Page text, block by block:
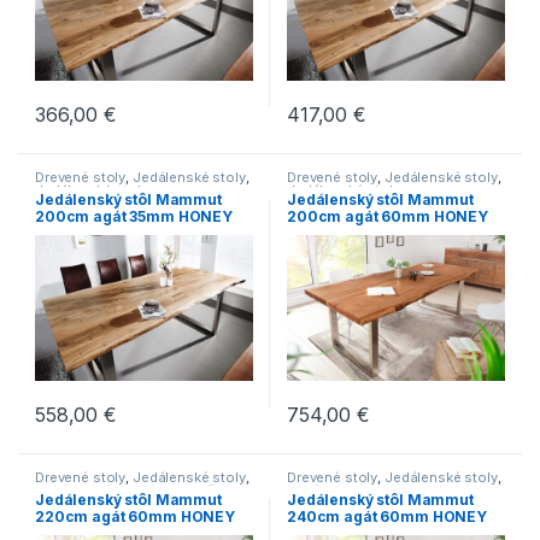
366,00€ 417,00€
Drevené stoly, Jedálenské stoly,
Jedálenské stoly v
industriálnom štýle,Jedálenské
stoly v modernom štýle ,
Jedálenské stoly vo vidieckom
,Jedálenské stoly zo
svetlého dreva,Novinky
Jedálenský stôl Mammut
200cm agát 35mm HONEY
*doska*
558,00€
Drevené stoly, Jedálenské stoly,
Jedálenské stoly v
industriálnom štýle,Jedálenské
stoly v modernom štýle,
Jedálenské stoly vo vidieckom
štýle ,Jedálenské stoly zo
svetlého dreva ,Novinky , Stoly
Jedálenský stôl Mammut
200cm agát 60mm HONEY
*doska*
754,00€
Drevené stoly Jedálenské stoly,
Jedálenské stoly s podnožou z
brúsenej ocele,Jedálenské
stoly v industriálnom štýle,
Jedálenské stoly v modernom
Jedálenský stôl Mammut
220cm agát 60mm HONEY
*doska*
Drevené stoly Jedálenské stoly,
Jedálenské stoly v
industriálnom štýle,Jedálenské
stoly v modernom štýle,
Jedálenské stoly vo vidieckom
Jedálenský stôl Mammut
240cm agát 60mm HONEY
*doska*